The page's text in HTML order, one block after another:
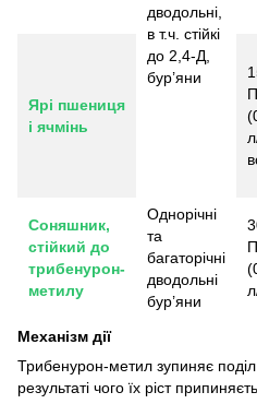
дводольні,
в т.ч. стійкі
до 2,4-Д,
бур’яни
Ярі пшениця
і ячмінь
Соняшник,
стійкий до
трибенурон-
метилу
Однорічні
та
багаторічні
дводольні
бур’яни
Механізм дії
Трибенурон-метил зупиняє поділ
результаті чого їх ріст